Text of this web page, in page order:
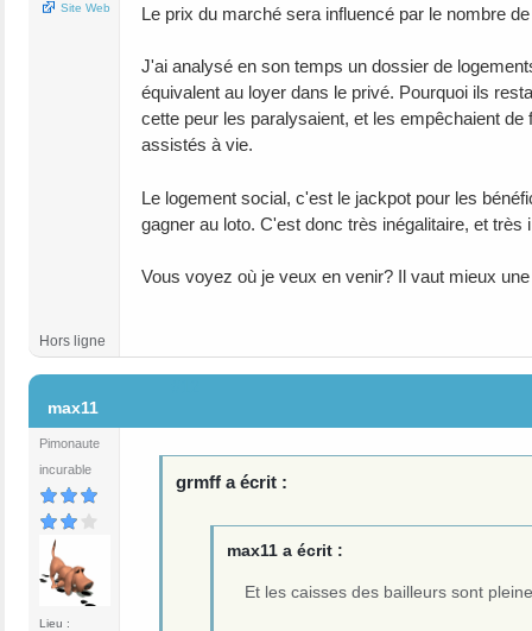
Site Web
Le prix du marché sera influencé par le nombre
J'ai analysé en son temps un dossier de
équivalent au loyer dans le privé. Pourquoi ils
cette peur les paralysaient, et les empêchaient
assistés à vie.
Le logement social, c'est le jackpot pour les
gagner au loto. C'est donc très inégalitaire, et
Vous voyez où je veux en venir? Il vaut mieux
Hors ligne
max11
Pimonaute
incurable
Lieu :
grmff a écrit :
max11 a écrit :
Et les caisses des bailleurs sont